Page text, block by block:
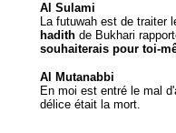
Al Sulami
La futuwah est de traiter
hadith de Bukhari
souhaiterais pour toi-
Al Mutanabbi
En moi est entré le mal
délice était la mort.